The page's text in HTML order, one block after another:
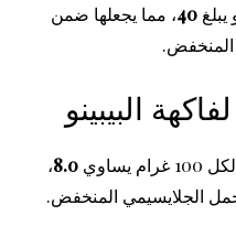
يبلغ 40، مما يجعلها ضمن
المنخفض.
البيبينو
يساوي 8.0،
الجلايسيمي المنخفض.